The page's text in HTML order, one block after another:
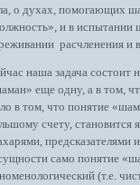
о духах, помогающих
и в испытании
расчленения и
наша задача состоит
еще одну, а в том,
в том, что понятие
счету, становится
само понятие
(т.е.